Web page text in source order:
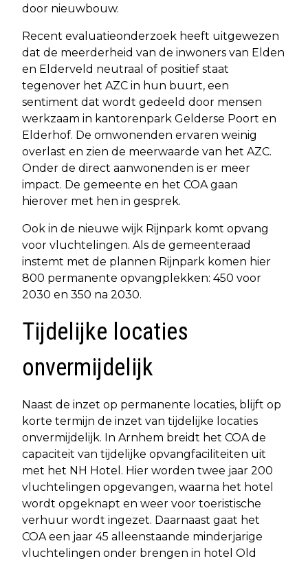
door nieuwbouw.
Recent evaluatieonderzoek heeft uitgewezen
dat de meerderheid van de inwoners van Elden
en Elderveld neutraal of positief staat
tegenover het AZC in hun buurt, een
sentiment dat wordt gedeeld door mensen
werkzaam in kantorenpark Gelderse Poort en
Elderhof. De omwonenden ervaren weinig
overlast en zien de meerwaarde van het AZC.
Onder de direct aanwonenden is er meer
impact. De gemeente en het COA gaan
hierover met hen in gesprek.
Ook in de nieuwe wijk Rijnpark komt opvang
voor vluchtelingen. Als de gemeenteraad
instemt met de plannen Rijnpark komen hier
800 permanente opvangplekken: 450 voor
2030 en 350 na 2030.
Tijdelijke locaties
onvermijdelijk
Naast de inzet op permanente locaties, blijft op
korte termijn de inzet van tijdelijke locaties
onvermijdelijk. In Arnhem breidt het COA de
capaciteit van tijdelijke opvangfaciliteiten uit
met het NH Hotel. Hier worden twee jaar 200
vluchtelingen opgevangen, waarna het hotel
wordt opgeknapt en weer voor toeristische
verhuur wordt ingezet. Daarnaast gaat het
COA een jaar 45 alleenstaande minderjarige
vluchtelingen onder brengen in hotel Old